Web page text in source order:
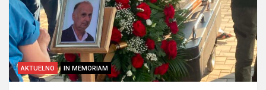
AKTUELNO IN MEMORIAM